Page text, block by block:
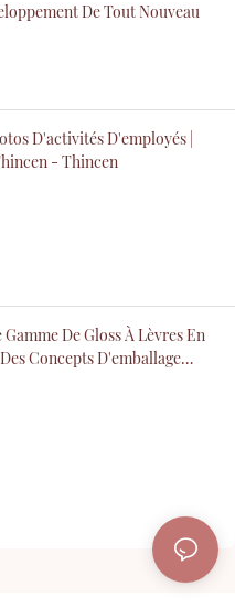
De Tout Nouveau
D'activités D'employés |
- Thincen
De Gloss À Lèvres En
Concepts D'emballage